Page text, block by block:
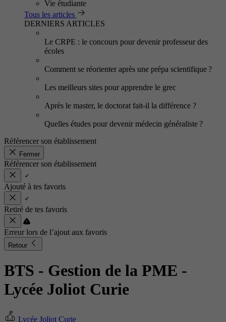
Vie étudiante
Tous les articles
DERNIERS ARTICLES
Le CRPE : le concours pour devenir professeur des
écoles
Comment se réorienter après une prépa scientifique ?
Les meilleurs sites pour apprendre le grec
Après le master, le doctorat fait-il la différence ?
Quelles études pour devenir médecin généraliste ?
Référencer son établissement
Fermer
Référencer son établissement
Ajouté à tes favoris
Retiré de tes favoris
Erreur lors de l’ajout aux favoris
Retour
BTS - Gestion de la PME -
Lycée Joliot Curie
Lycée Joliot Curie